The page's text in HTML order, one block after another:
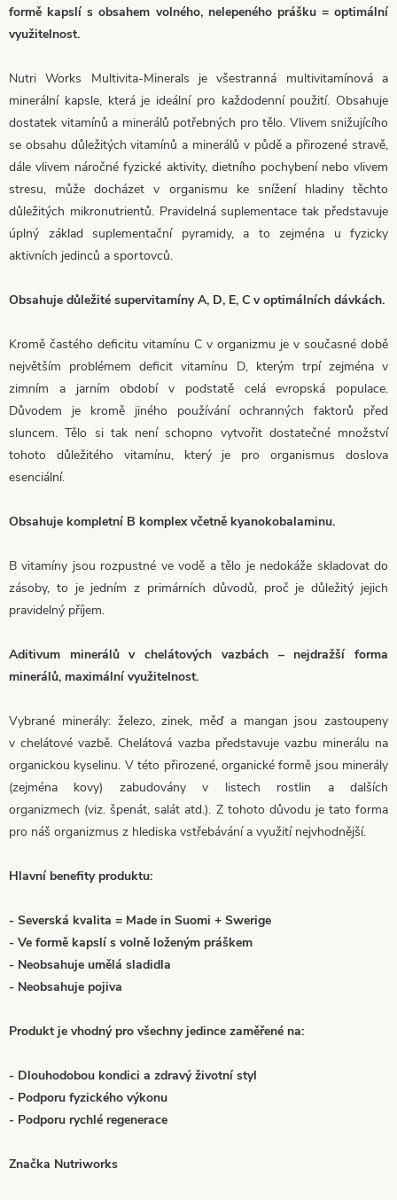
formě kapslí s obsahem volného, nelepeného prášku = optimální
využitelnost.
Nutri Works Multivita-Minerals je všestranná multivitamínová a
minerální kapsle, která je ideální pro každodenní použití. Obsahuje
dostatek vitamínů a minerálů potřebných pro tělo. Vlivem snižujícího
se obsahu důležitých vitamínů a minerálů v půdě a přirozené stravě,
dále vlivem náročné fyzické aktivity, dietního pochybení nebo vlivem
stresu, může docházet v organismu ke snížení hladiny těchto
důležitých mikronutrientů. Pravidelná suplementace tak představuje
úplný základ suplementační pyramidy, a to zejména u fyzicky
aktivních jedinců a sportovců.
Obsahuje důležité supervitamíny A, D, E, C v optimálních dávkách.
Kromě častého deficitu vitamínu C v organizmu je v současné době
největším problémem deficit vitamínu D, kterým trpí zejména v
zimním a jarním období v podstatě celá evropská populace.
Důvodem je kromě jiného používání ochranných faktorů před
sluncem. Tělo si tak není schopno vytvořit dostatečné množství
tohoto důležitého vitamínu, který je pro organismus doslova
esenciální.
Obsahuje kompletní B komplex včetně kyanokobalaminu.
B vitamíny jsou rozpustné ve vodě a tělo je nedokáže skladovat do
zásoby, to je jedním z primárních důvodů, proč je důležitý jejich
pravidelný příjem.
Aditivum minerálů v chelátových vazbách – nejdražší forma
minerálů, maximální využitelnost.
Vybrané minerály: železo, zinek, měď a mangan jsou zastoupeny
v chelátové vazbě. Chelátová vazba představuje vazbu minerálu na
organickou kyselinu. V této přirozené, organické formě jsou minerály
(zejména kovy) zabudovány v listech rostlin a dalších
organizmech (viz. špenát, salát atd.). Z tohoto důvodu je tato forma
pro náš organizmus z hlediska vstřebávání a využití nejvhodnější.
Hlavní benefity produktu:
- Severská kvalita = Made in Suomi + Swerige
- Ve formě kapslí s volně loženým práškem
- Neobsahuje umělá sladidla
- Neobsahuje pojiva
Produkt je vhodný pro všechny jedince zaměřené na:
- Dlouhodobou kondici a zdravý životní styl
- Podporu fyzického výkonu
- Podporu rychlé regenerace
Značka Nutriworks